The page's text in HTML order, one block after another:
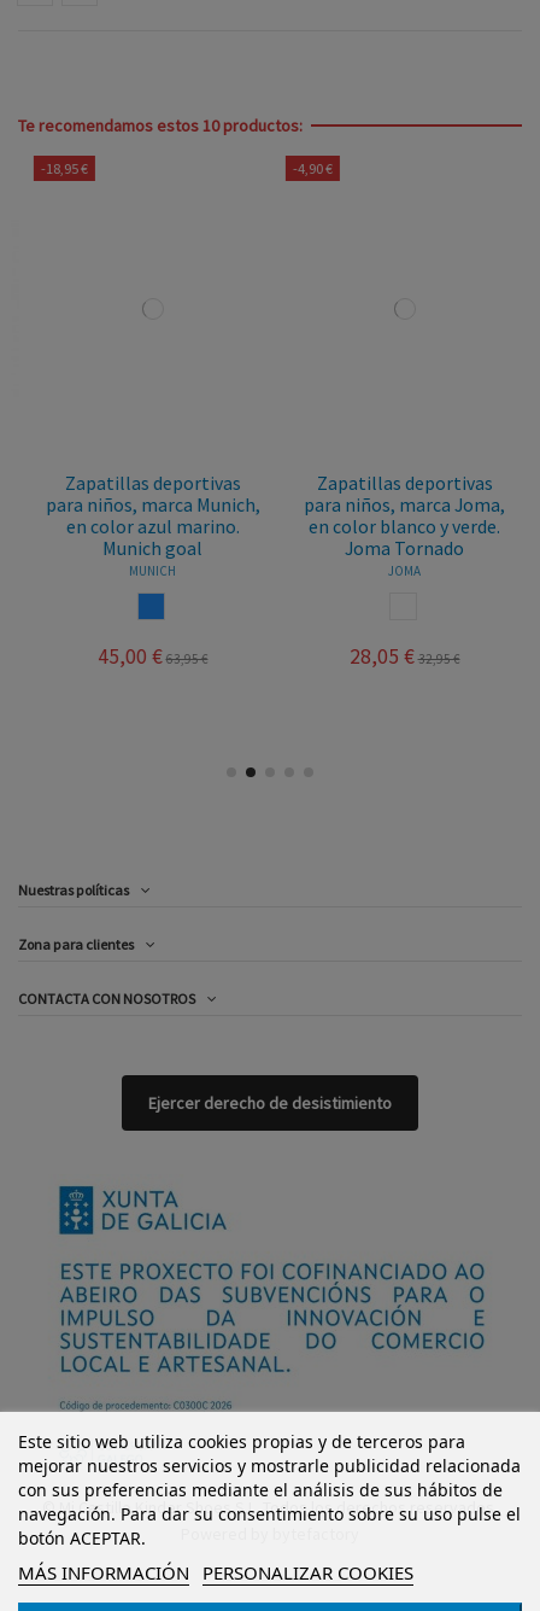
Te recomendamos estos 10 productos:
-18,95 €
Zapatillas deportivas
para niños, marca Munich,
en color azul marino.
Munich goal
MUNICH
45,00 € 63,95 €
-4,90 €
Zapatillas deportivas
para niños, marca Joma,
en color blanco y verde.
Joma Tornado
JOMA
28,05 € 32,95 €
Nuestras políticas
Zona para clientes
CONTACTA CON NOSOTROS
Este sitio web utiliza cookies propias y de terceros para
mejorar nuestros servicios y mostrarle publicidad relacionada
con sus preferencias mediante el análisis de sus hábitos de
navegación. Para dar su consentimiento sobre su uso pulse el
botón ACEPTAR.
MÁS INFORMACIÓN PERSONALIZAR COOKIES
Ejercer derecho de desistimiento
© Mi Castillo Kinder Shoes S.L. Todos los derechos reservados.